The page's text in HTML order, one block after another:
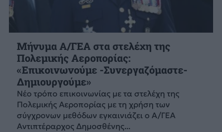
Μήνυμα Α/ΓΕΑ στα στελέχη της
Πολεμικής Αεροπορίας:
«Επικοινωνούμε -Συνεργαζόμαστε-
Δημιουργούμε»
Νέο τρόπο επικοινωνίας με τα στελέχη της
Πολεμικής Αεροπορίας με τη χρήση των
σύγχρονων μεθόδων εγκαινιάζει ο Α/ΓΕΑ
Αντιπτέραρχος Δημοσθένης...